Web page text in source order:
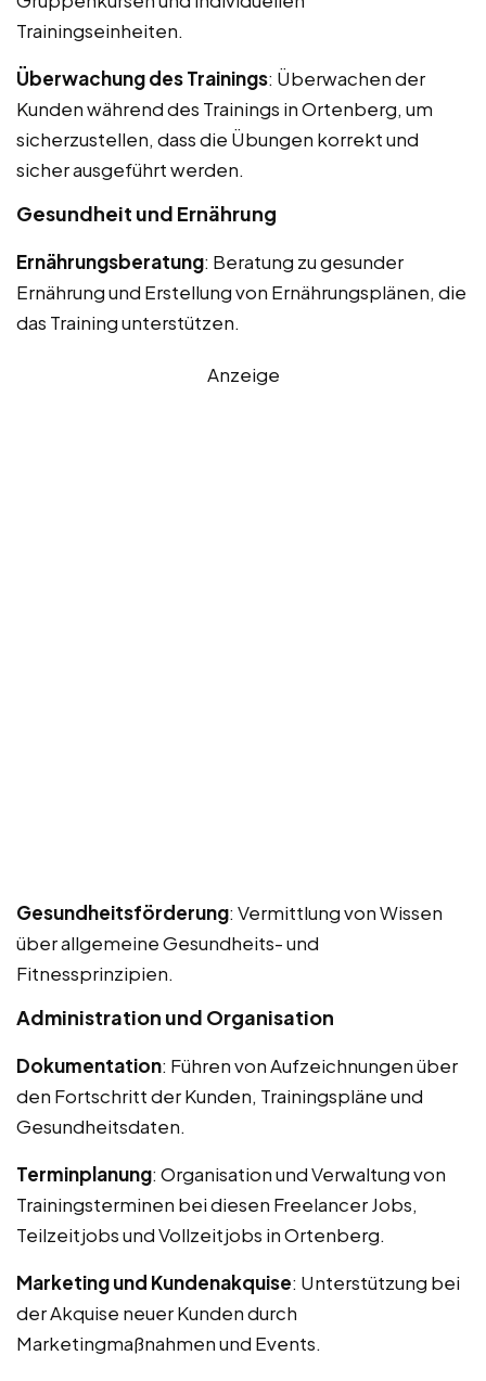
Trainingseinheiten.
Überwachung des Trainings: Überwachen der
Kunden während des Trainings in Ortenberg, um
sicherzustellen, dass die Übungen korrekt und
sicher ausgeführt werden.
Gesundheit und Ernährung
Ernährungsberatung: Beratung zu gesunder
Ernährung und Erstellung von Ernährungsplänen, die
das Training unterstützen.
Anzeige
Gesundheitsförderung: Vermittlung von Wissen
über allgemeine Gesundheits- und
Fitnessprinzipien.
Administration und Organisation
Dokumentation: Führen von Aufzeichnungen über
den Fortschritt der Kunden, Trainingspläne und
Gesundheitsdaten.
Terminplanung: Organisation und Verwaltung von
Trainingsterminen bei diesen Freelancer Jobs,
Teilzeitjobs und Vollzeitjobs in Ortenberg.
Marketing und Kundenakquise: Unterstützung bei
der Akquise neuer Kunden durch
Marketingmaßnahmen und Events.